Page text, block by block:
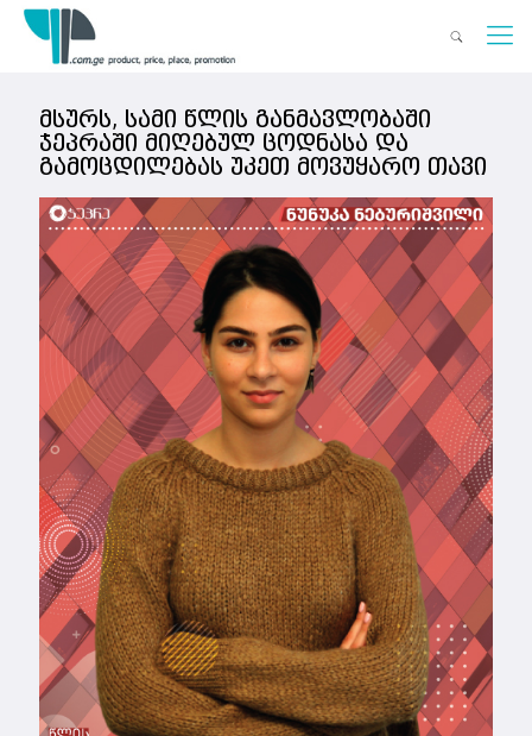
მსურს, სამი წლის განმავლობაში
ჯეპრაში მიღებულ ცოდნასა და
გამოცდილებას უკეთ მოვუყარო თავი